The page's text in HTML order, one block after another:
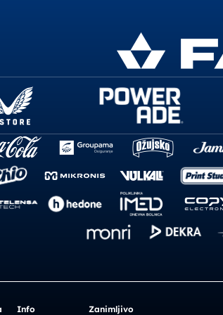
Info Zanimljivo